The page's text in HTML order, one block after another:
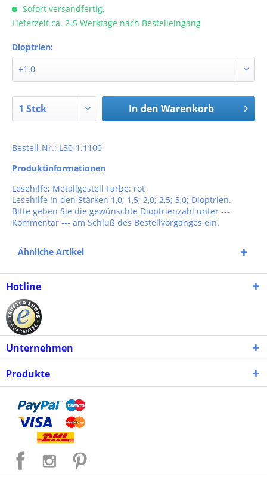
Sofort versandfertig,
Lieferzeit ca. 2-5 Werktage nach Bestelleingang
Dioptrien:
In den Warenkorb
Bestell-Nr.: L30-1.1100
Produktinformationen
Lesehilfe; Metallgestell Farbe: rot
Lesehilfe in den Stärken 1,0; 1,5; 2,0; 2,5; 3,0; Dioptrien.
Bitte geben Sie die gewünschte Dioptrienzahl unter ---
Kommentar --- am Schluß des Bestellvorganges ein.
Ähnliche Artikel
Hotline
Unternehmen
Produkte